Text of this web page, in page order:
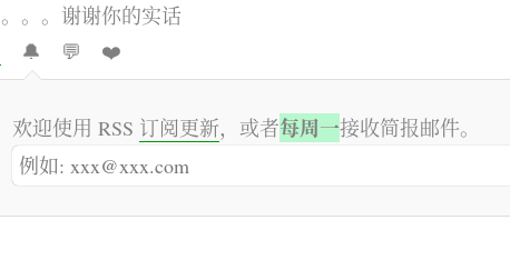
。。谢谢你的实话
🔔 💬 ❤️
欢迎使用 RSS 订阅更新，或者每周一接收简报邮件。